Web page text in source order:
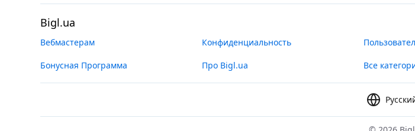
Bigl.ua
Вебмастерам Конфиденциальность
Бонусная Программа Про Bigl.ua Все